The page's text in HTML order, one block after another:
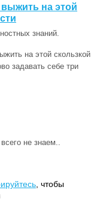
на этой
знаний.
на этой скользкой
задавать себе три
не знаем..
, чтобы